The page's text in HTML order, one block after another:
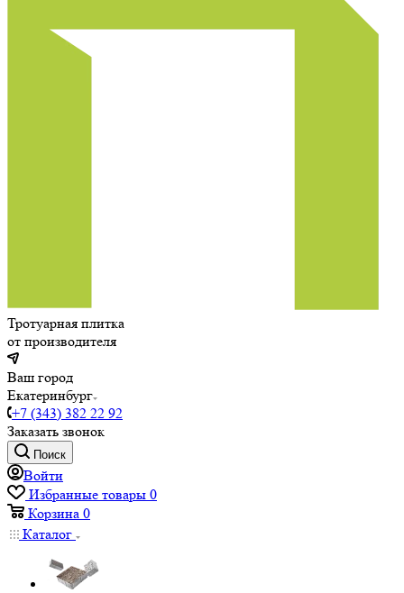
Тротуарная плитка
от производителя
Ваш город
Екатеринбург
+7 (343) 382 22 92
Заказать звонок
Поиск
Войти
Избранные товары 0
Корзина 0
Каталог